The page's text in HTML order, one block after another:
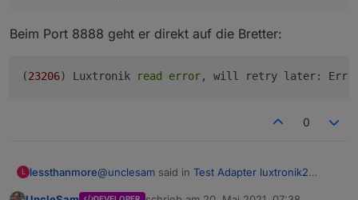
Beim Port 8888 geht er direkt auf die Bretter:
(23206) Luxtronik read error, will retry later: Error:
0
L lessthanmore@unclesam said in Test Adapter luxtronik2